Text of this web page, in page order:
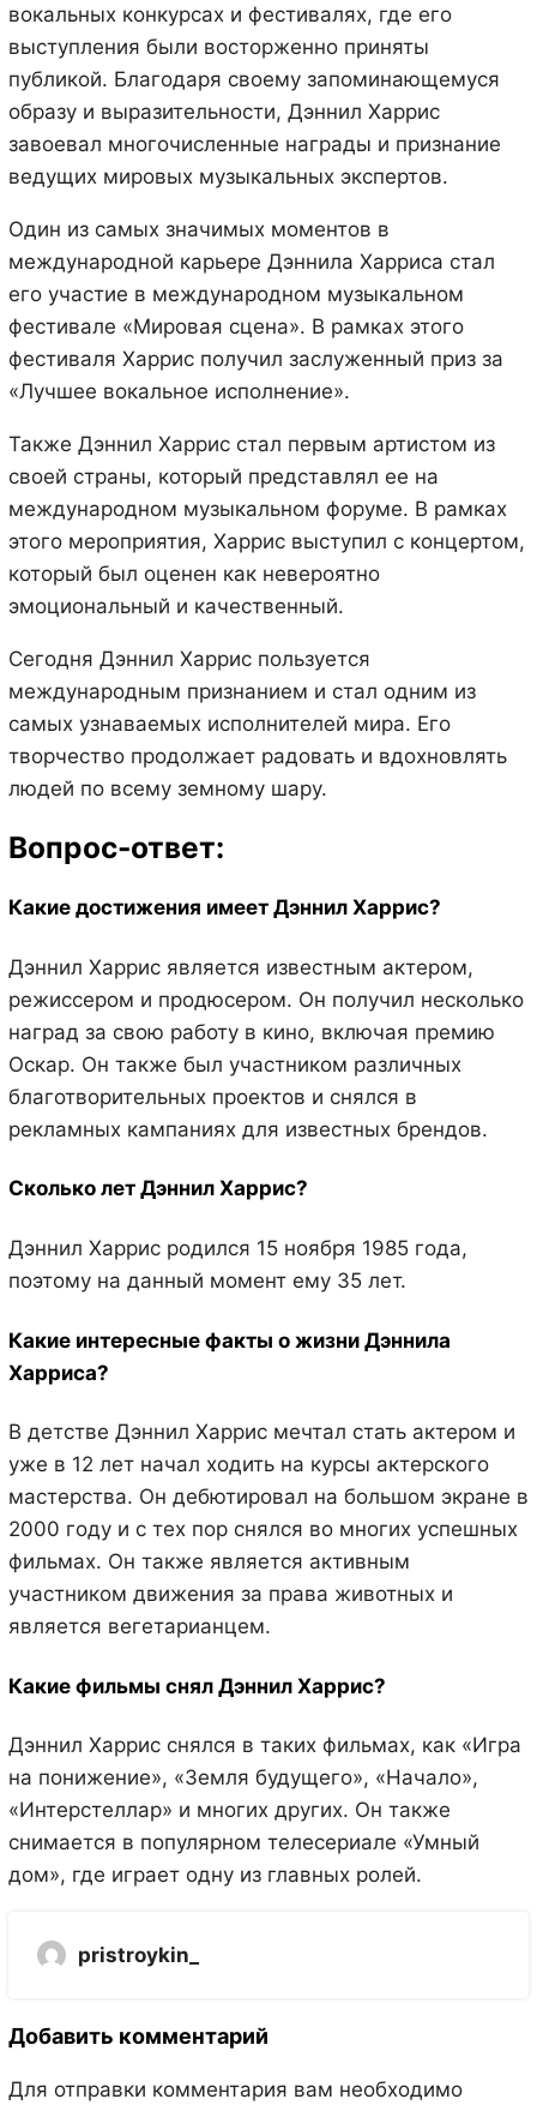
вокальных конкурсах и фестивалях, где его
выступления были восторженно приняты
публикой. Благодаря своему запоминающемуся
образу и выразительности, Дэннил Харрис
завоевал многочисленные награды и признание
ведущих мировых музыкальных экспертов.
Один из самых значимых моментов в
международной карьере Дэннила Харриса стал
его участие в международном музыкальном
фестивале «Мировая сцена». В рамках этого
фестиваля Харрис получил заслуженный приз за
«Лучшее вокальное исполнение».
Также Дэннил Харрис стал первым артистом из
своей страны, который представлял ее на
международном музыкальном форуме. В рамках
этого мероприятия, Харрис выступил с концертом,
который был оценен как невероятно
эмоциональный и качественный.
Сегодня Дэннил Харрис пользуется
международным признанием и стал одним из
самых узнаваемых исполнителей мира. Его
творчество продолжает радовать и вдохновлять
людей по всему земному шару.
Вопрос-ответ:
Какие достижения имеет Дэннил Харрис?
Дэннил Харрис является известным актером,
режиссером и продюсером. Он получил несколько
наград за свою работу в кино, включая премию
Оскар. Он также был участником различных
благотворительных проектов и снялся в
рекламных кампаниях для известных брендов.
Сколько лет Дэннил Харрис?
Дэннил Харрис родился 15 ноября 1985 года,
поэтому на данный момент ему 35 лет.
Какие интересные факты о жизни Дэннила
Харриса?
В детстве Дэннил Харрис мечтал стать актером и
уже в 12 лет начал ходить на курсы актерского
мастерства. Он дебютировал на большом экране в
2000 году и с тех пор снялся во многих успешных
фильмах. Он также является активным
участником движения за права животных и
является вегетарианцем.
Какие фильмы снял Дэннил Харрис?
Дэннил Харрис снялся в таких фильмах, как «Игра
на понижение», «Земля будущего», «Начало»,
«Интерстеллар» и многих других. Он также
снимается в популярном телесериале «Умный
дом», где играет одну из главных ролей.
pristroykin_
Добавить комментарий
Для отправки комментария вам необходимо